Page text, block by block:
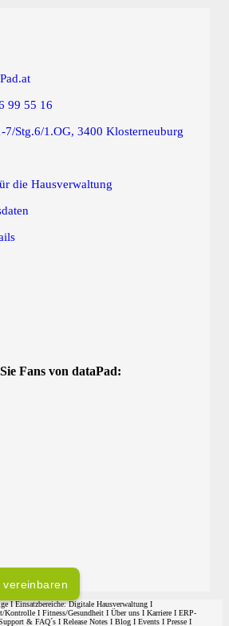
99 55 16
7/Stg.6/1.OG, 3400 Klosterneuburg
die Hausverwaltung
Fans von dataPad:
vereinbaren
I Einsatzbereiche:Digitale Hausverwaltung I
Kontrolle IFitness/Gesundheit IÜber uns IKarriere I ERP-
& FAQ´s IRelease Notes IBlog IEvents IPresse I